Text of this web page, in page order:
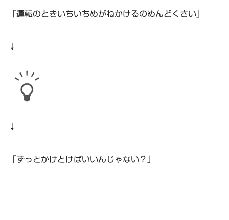
「運転のときいちいちめがねかけるのめんどくさい」
↓
↓
「ずっとかけとけばいいんじゃない？」